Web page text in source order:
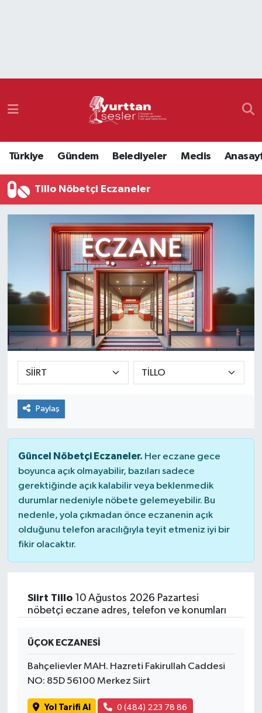
Türkiye Gündem Belediyeler Meclis
Tillo Nöbetçi Eczaneler
Paylaş
Güncel Nöbetçi Eczaneler. Her eczane gece
boyunca açık olmayabilir, bazıları sadece
gerektiğinde açık kalabilir veya beklenmedik
durumlar nedeniyle nöbete gelemeyebilir. Bu
nedenle, yola çıkmadan önce eczanenin açık
olduğunu telefon aracılığıyla teyit etmeniz iyi bir
fikir olacaktır.
Siirt Tillo10 Ağustos 2026 Pazartesi
nöbetçi eczane adres, telefon ve konumları
ÜÇOK ECZANESİ
Bahçelievler MAH. Hazreti Fakirullah Caddesi
NO: 85D 56100 Merkez Siirt
Yol Tarifi Al 0 (484) 223 78 86
Namaz Vakitleri
Süper Lig Puan Durumu ve Fikstür
Tüm Manşetler
Son Dakika Haberleri
Haber Arşivi